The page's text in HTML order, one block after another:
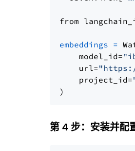
from
embeddings =
    model_id=
    url=
    project_id=
第 4 步：安装并